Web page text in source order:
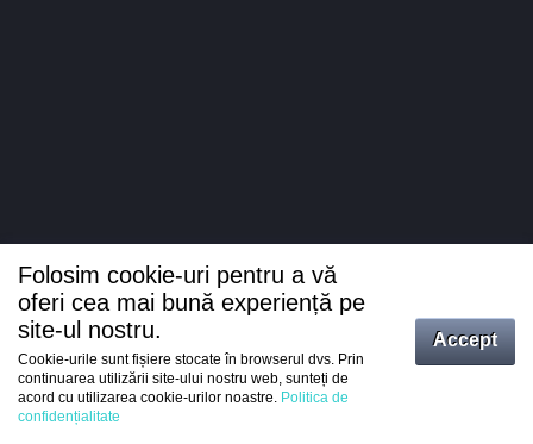
Intrați
Folosim cookie-uri pentru a vă
oferi cea mai bună experiență pe
site-ul nostru.
Cookie-urile sunt fișiere stocate în browserul dvs. Prin
continuarea utilizării site-ului nostru web, sunteți de
acord cu utilizarea cookie-urilor noastre. Politica de
confidențialitate
Accept